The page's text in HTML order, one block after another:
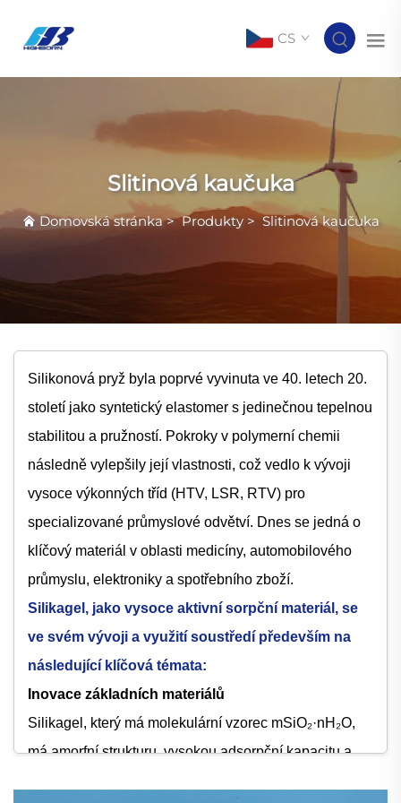
CS
Slitinová kaučuka
Domovská stránka>Produkty> Slitinová kaučuka
Silikonová pryž byla poprvé vyvinuta ve 40. letech 20.
století jako syntetický elastomer s jedinečnou tepelnou
stabilitou a pružností. Pokroky v polymerní chemii
následně vylepšily její vlastnosti, což vedlo k vývoji
vysoce výkonných tříd (HTV, LSR, RTV) pro
specializované průmyslové odvětví. Dnes se jedná o
klíčový materiál v oblasti medicíny, automobilového
průmyslu, elektroniky a spotřebního zboží.
Silikagel, jako vysoce aktivní sorpční materiál, se
ve svém vývoji a využití soustředí především na
následující klíčová témata:
Inovace základních materiálů
Silikagel, který má molekulární vzorec mSiO₂·nH₂O,
má amorfní strukturu, vysokou adsorpční kapacitu a